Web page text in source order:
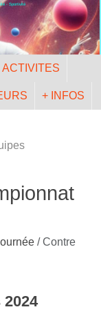
- Sportivité
ACTIVITES
+ INFOS
/ Contre
2024